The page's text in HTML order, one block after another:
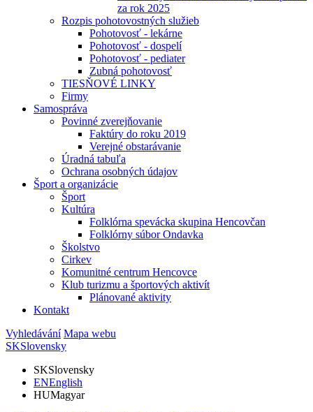
za rok 2025
Rozpis pohotovostných služieb
Pohotovosť - lekárne
Pohotovosť - dospelí
Pohotovosť - pediater
Zubná pohotovosť
TIESŇOVÉ LINKY
Firmy
Samospráva
Povinné zverejňovanie
Faktúry do roku 2019
Verejné obstarávanie
Úradná tabuľa
Ochrana osobných údajov
Šport a organizácie
Šport
Kultúra
Folklórna spevácka skupina Hencovčan
Folklórny súbor Ondavka
Školstvo
Cirkev
Komunitné centrum Hencovce
Klub turizmu a športových aktivít
Plánované aktivity
Kontakt
Vyhledávání Mapa webu
SKSlovensky
SKSlovensky
ENEnglish
HUMagyar